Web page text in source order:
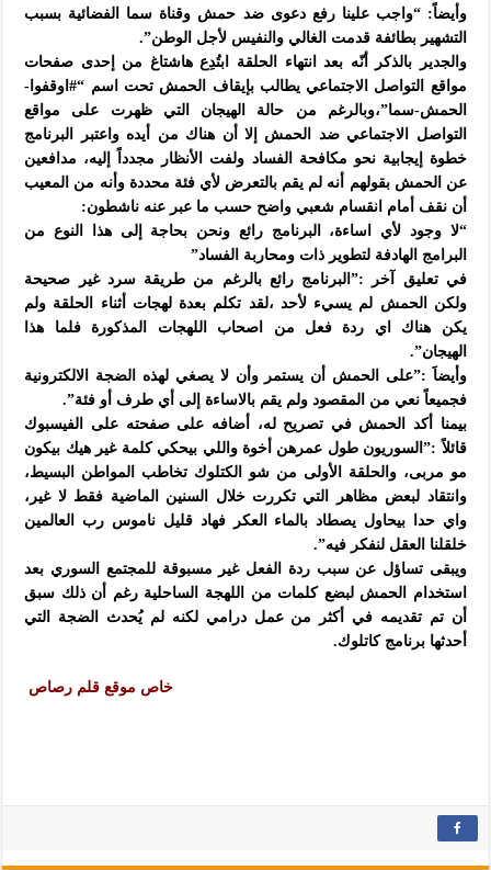
وأيضاً: “واجب علينا رفع دعوى ضد حمش وقناة سما الفضائية بسبب
التشهير بطائفة قدمت الغالي والنفيس لأجل الوطن”.
والجدير بالذكر أنّه بعد انتهاء الحلقة ابتُدِع هاشتاغ من إحدى صفحات
مواقع التواصل الاجتماعي يطالب بإيقاف الحمش تحت اسم “#اوقفوا-
الحمش-سما”،وبالرغم من حالة الهيجان التي ظهرت على مواقع
التواصل الاجتماعي ضد الحمش إلا أن هناك من أيده واعتبر البرنامج
خطوة إيجابية نحو مكافحة الفساد ولفت الأنظار مجدداً إليه، مدافعين
عن الحمش بقولهم أنه لم يقم بالتعرض لأي فئة محددة وأنه من المعيب
أن نقف أمام انقسام شعبي واضح حسب ما عبر عنه ناشطون:
“لا وجود لأي اساءة، البرنامج رائع ونحن بحاجة إلى هذا النوع من
البرامج الهادفة لتطوير ذات ومحاربة الفساد”
في تعليق آخر :”البرنامج رائع بالرغم من طريقة سرد غير صحيحة
ولكن الحمش لم يسيء لأحد ،لقد تكلم بعدة لهجات أثناء الحلقة ولم
يكن هناك اي ردة فعل من اصحاب اللهجات المذكورة فلما هذا
الهيجان”.
وأيضاََ :”على الحمش أن يستمر وأن لا يصغي لهذه الضجة الالكترونية
فجميعاً نعي من المقصود ولم يقم بالاساءة إلى أي طرف أو فئة”.
بيمنا أكد الحمش في تصريح له، أضافه على صفحته على الفيسبوك
قائلاً :”السوريون طول عمرهن أخوة واللي بيحكي كلمة غير هيك بيكون
مو مربى، والحلقة الأولى من شو الكتلوك تخاطب المواطن البسيط،
وانتقاد لبعض مظاهر التي تكررت خلال السنين الماضية فقط لا غير،
واي حدا بيحاول يصطاد بالماء العكر فهاد قليل ناموس رب العالمين
خلقلنا العقل لنفكر فيه”.
ويبقى تساؤل عن سبب ردة الفعل غير مسبوقة للمجتمع السوري بعد
استخدام الحمش لبضع كلمات من اللهجة الساحلية رغم أن ذلك سبق
أن تم تقديمه في أكثر من عمل درامي لكنه لم يُحدث الضجة التي
أحدثها برنامج كاتلوك.
خاص موقع قلم رصاص